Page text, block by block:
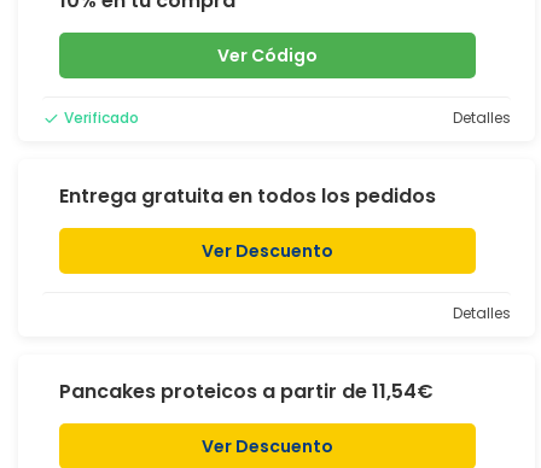
Ver Código
Verificado Detalles
Entrega gratuita en todos los pedidos
Ver Descuento
Detalles
Pancakes proteicos a partir de 11,54€
Ver Descuento